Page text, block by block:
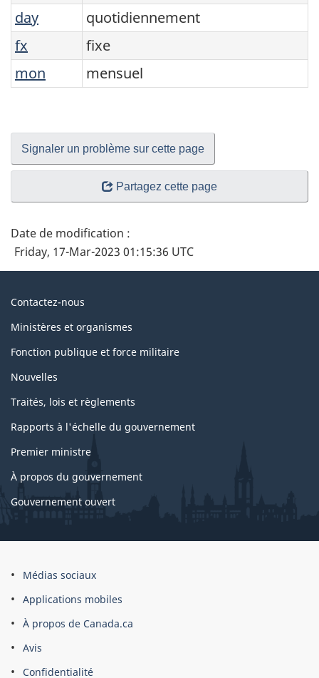
day
quotidiennement
fx
fixe
mon
mensuel
Signaler un problème sur cette page
Partagez cette page
Date de modification :
Friday, 17-Mar-2023 01:15:36 UTC
À
propos
du
gouvernement
Contactez-nous
Ministères et organismes
Fonction publique et force militaire
Nouvelles
Traités, lois et règlements
Rapports à l'échelle du gouvernement
Premier ministre
À propos du gouvernement
Gouvernement ouvert
À
propos
du
site
Médias sociaux
Applications mobiles
À propos de Canada.ca
Avis
Confidentialité